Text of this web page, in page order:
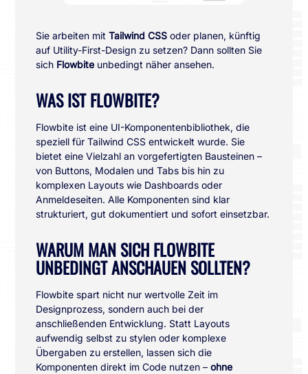
Sie arbeiten mitTailwind CSS oder planen, künftig
auf Utility-First-Design zu setzen? Dann sollten Sie
sich Flowbite unbedingt näher ansehen.
WAS IST FLOWBITE?
Flowbite ist eine UI-Komponentenbibliothek, die
speziell für Tailwind CSS entwickelt wurde. Sie
bietet eine Vielzahl an vorgefertigten Bausteinen –
von Buttons, Modalen und Tabs bis hin zu
komplexen Layouts wie Dashboards oder
Anmeldeseiten. Alle Komponenten sind klar
strukturiert, gut dokumentiert und sofort einsetzbar.
WARUM MAN SICH FLOWBITE
UNBEDINGT ANSCHAUEN SOLLTEN?
Flowbite spart nicht nur wertvolle Zeit im
Designprozess, sondern auch bei der
anschließenden Entwicklung. Statt Layouts
aufwendig selbst zu stylen oder komplexe
Übergaben zu erstellen, lassen sich die
Komponenten direkt im Code nutzen –ohne